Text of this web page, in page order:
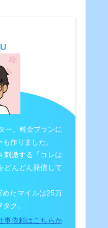
ー。料金プランに
作りました。
刺激する「コレは
どんどん発信して
めたマイルは25万
ク。
事依頼はこちらか